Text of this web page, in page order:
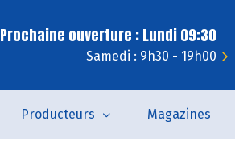
Prochaine ouverture : Lundi 09:30
Samedi : 9h30 - 19h00
Producteurs Magazines